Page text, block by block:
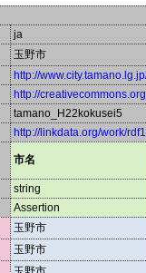
ja
玉野市
http://
http://
tamano_H22kokusei5
http://linkdata.org/work/
市名
string
Assertion
玉野市
玉野市